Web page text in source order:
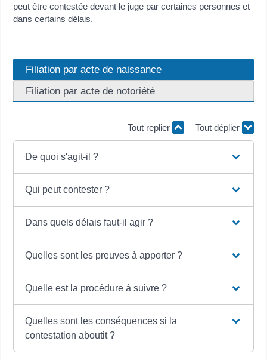
peut être contestée devant le juge par certaines personnes et
dans certains délais.
Filiation par acte de naissance
Filiation par acte de notoriété
Tout replier Tout déplier
De quoi s'agit-il ?
Qui peut contester ?
Dans quels délais faut-il agir ?
Quelles sont les preuves à apporter ?
Quelle est la procédure à suivre ?
Quelles sont les conséquences si la
contestation aboutit ?